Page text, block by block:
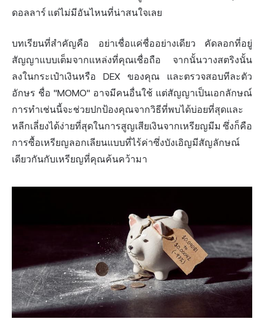
ดอลลาร์ แต่ไม่มีอันไหนที่น่าสนใจเลย
บทเรียนที่สำคัญคือ อย่าเชื่อแค่ชื่ออย่างเดียว คัดลอกที่อยู่
สัญญาแบบเต็มจากแหล่งที่คุณเชื่อถือ จากนั้นวางสตริงนั้น
ลงในกระเป๋าเงินหรือ DEX ของคุณ และตรวจสอบทีละตัว
อักษร ชื่อ "MOMO" อาจมีคนอื่นใช้ แต่สัญญาเป็นเอกลักษณ์
การทำเช่นนี้จะช่วยปกป้องคุณจากวิธีที่พบได้บ่อยที่สุดและ
หลีกเลี่ยงได้ง่ายที่สุดในการสูญเสียเงินจากเหรียญมีม ซึ่งก็คือ
การซื้อเหรียญลอกเลียนแบบที่ไร้ค่าซึ่งบังเอิญมีสัญลักษณ์
เดียวกันกับเหรียญที่คุณค้นคว้ามา